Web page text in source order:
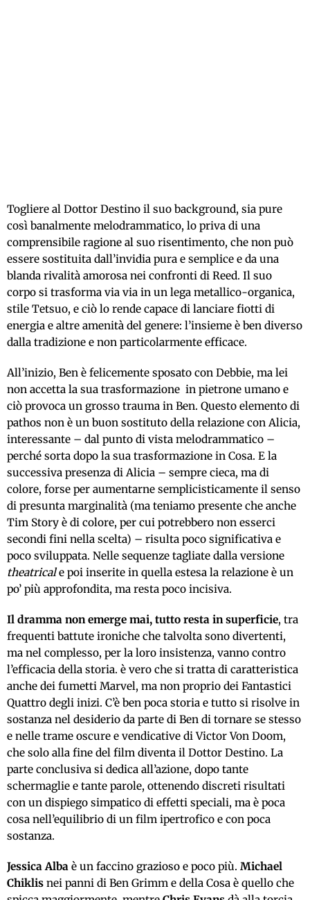
Togliere al Dottor Destino il suo background, sia pure
così banalmente melodrammatico, lo priva di una
comprensibile ragione al suo risentimento, che non può
essere sostituita dall’invidia pura e semplice e da una
blanda rivalità amorosa nei confronti di Reed. Il suo
corpo si trasforma via via in un lega metallico-organica,
stile Tetsuo, e ciò lo rende capace di lanciare fiotti di
energia e altre amenità del genere: l’insieme è ben diverso
dalla tradizione e non particolarmente efficace.
All’inizio, Ben è felicemente sposato con Debbie, ma lei
non accetta la sua trasformazione in pietrone umano e
ciò provoca un grosso trauma in Ben. Questo elemento di
pathos non è un buon sostituto della relazione con Alicia,
interessante – dal punto di vista melodrammatico –
perché sorta dopo la sua trasformazione in Cosa. E la
successiva presenza di Alicia – sempre cieca, ma di
colore, forse per aumentarne semplicisticamente il senso
di presunta marginalità (ma teniamo presente che anche
Tim Story è di colore, per cui potrebbero non esserci
secondi fini nella scelta) – risulta poco significativa e
poco sviluppata. Nelle sequenze tagliate dalla versione
theatricale poi inserite in quella estesa la relazione è un
po’ più approfondita, ma resta poco incisiva.
Il dramma non emerge mai, tutto resta in superficie, tra
frequenti battute ironiche che talvolta sono divertenti,
ma nel complesso, per la loro insistenza, vanno contro
l’efficacia della storia. è vero che si tratta di caratteristica
anche dei fumetti Marvel, ma non proprio dei Fantastici
Quattro degli inizi. C’è ben poca storia e tutto si risolve in
sostanza nel desiderio da parte di Ben di tornare se stesso
e nelle trame oscure e vendicative di Victor Von Doom,
che solo alla fine del film diventa il Dottor Destino. La
parte conclusiva si dedica all’azione, dopo tante
schermaglie e tante parole, ottenendo discreti risultati
con un dispiego simpatico di effetti speciali, ma è poca
cosa nell’equilibrio di un film ipertrofico e con poca
sostanza.
Jessica Alba è un faccino grazioso e poco più. Michael
Chiklis nei panni di Ben Grimm e della Cosa è quello che